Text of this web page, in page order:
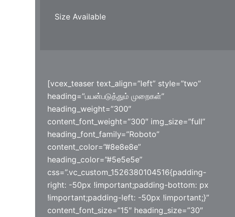
Size Available
[vcex_teaser text_align=”left” style=”two”
heading=”பயன்படுத்தும் முறைகள்”
heading_weight=”300″
content_font_weight=”300″ img_size=”full”
heading_font_family=”Roboto”
content_color=”#8e8e8e”
heading_color=”#5e5e5e”
css=”.vc_custom_1526380104516{padding-
right: -50px !important;padding-bottom: px
!important;padding-left: -50px !important;}”
content_font_size=”15″ heading_size=”30″